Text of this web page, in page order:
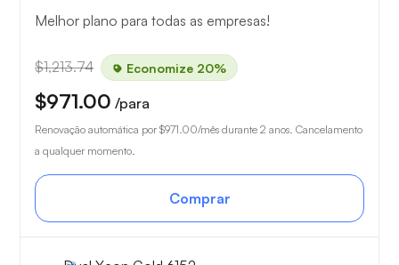
Melhor plano para todas as empresas!
$1,213.74 Economize 20%
$971.00 /para
Renovação automática por $971.00/mês durante 2 anos. Cancelamento
a qualquer momento.
Comprar